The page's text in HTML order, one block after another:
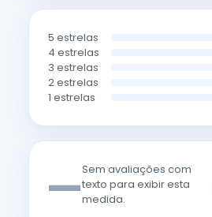
5 estrelas
4 estrelas
3 estrelas
2 estrelas
1 estrelas
—Sem avaliações com
texto para exibir esta
medida.